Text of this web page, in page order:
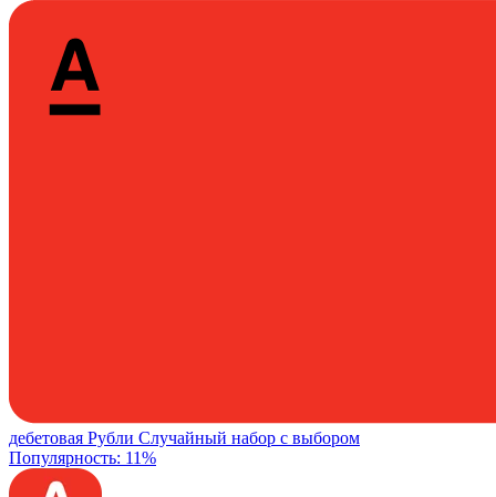
дебетовая Рубли Случайный набор с выбором
Популярность: 11%